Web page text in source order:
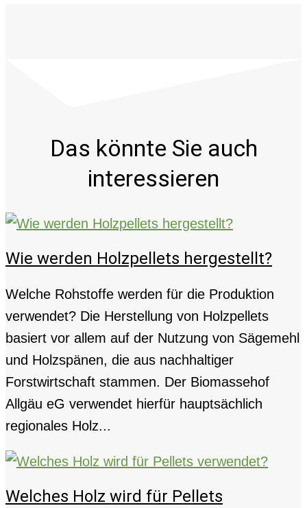
Das könnte Sie auch
interessieren
Wie werden Holzpellets hergestellt?
Welche Rohstoffe werden für die Produktion
verwendet? Die Herstellung von Holzpellets
basiert vor allem auf der Nutzung von Sägemehl
und Holzspänen, die aus nachhaltiger
Forstwirtschaft stammen. Der Biomassehof
Allgäu eG verwendet hierfür hauptsächlich
regionales Holz...
Welches Holz wird für Pellets